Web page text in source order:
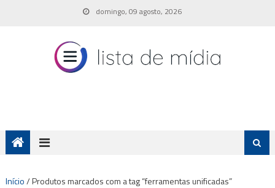
domingo, 09 agosto, 2026
Início/ Produtos marcados com a tag “ferramentas unificadas”